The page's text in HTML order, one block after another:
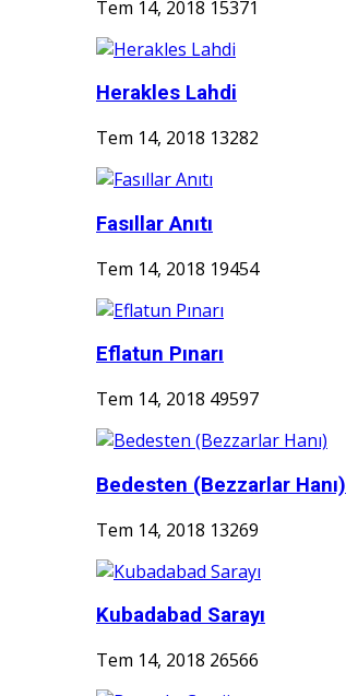
Tem 14, 2018 15371
Herakles Lahdi
Tem 14, 2018 13282
Fasıllar Anıtı
Tem 14, 2018 19454
Eflatun Pınarı
Tem 14, 2018 49597
Bedesten (Bezzarlar Hanı)
Tem 14, 2018 13269
Kubadabad Sarayı
Tem 14, 2018 26566